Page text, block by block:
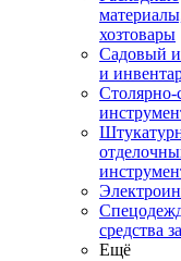
хозтовары
Садовый
и
Столярно-
средства
Ещё